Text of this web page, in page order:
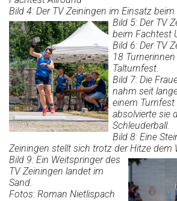
Bild 4: Der TV Zeiningen im Einsatz
Bild 5: Der TV
beim Fachtest
Bild 6: Der TV
18
Talturnfest.
Bild 7: Die
nahm seit
einem Turnfest
absolvierte sie
Schleuderball.
Bild 8: Eine
Zeiningen stellt sich trotz der Hitze dem
Bild 9: Ein Weitspringer des
TV Zeiningen landet im
Sand.
Fotos: Roman Nietlispach